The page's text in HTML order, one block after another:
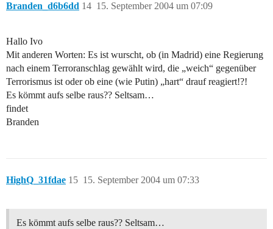
Branden_d6b6dd 15. September 2004 um 07:09
14
Hallo Ivo
Mit anderen Worten: Es ist wurscht, ob (in Madrid) eine Regierung
nach einem Terroranschlag gewählt wird, die „weich“ gegenüber
Terrorismus ist oder ob eine (wie Putin) „hart“ drauf reagiert!?!
Es kömmt aufs selbe raus?? Seltsam…
findet
Branden
HighQ_31fdae 15. September 2004 um 07:33
15
Es kömmt aufs selbe raus?? Seltsam…